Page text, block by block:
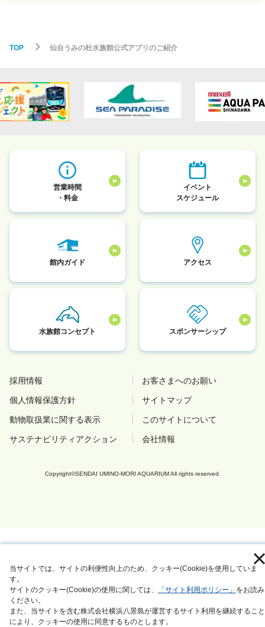
TOP 仙台うみの杜水族館公式アプリのご紹介
当サイトでは、サイトの利便性向上のため、クッキー(Cookie)を使用していま
す。
サイトのクッキー(Cookie)の使用に関しては、
「サイト利用ポリシー」 をお読み
ください。
また、当サイトを含む株式会社横浜八景島が運営するサイト利用を継続すること
により、クッキーの使用に同意するものとします。
営業時間
・料金
イベント
スケジュール
館内ガイド アクセス
水族館コンセプト スポンサーシップ
採用情報 お客さまへのお願い
個人情報保護方針 サイトマップ
動物取扱業に関する表示 このサイトについて
サステナビリティアクション 会社情報
Copyright©SENDAI UMINO-MORI AQUARIUM All rights reserved.